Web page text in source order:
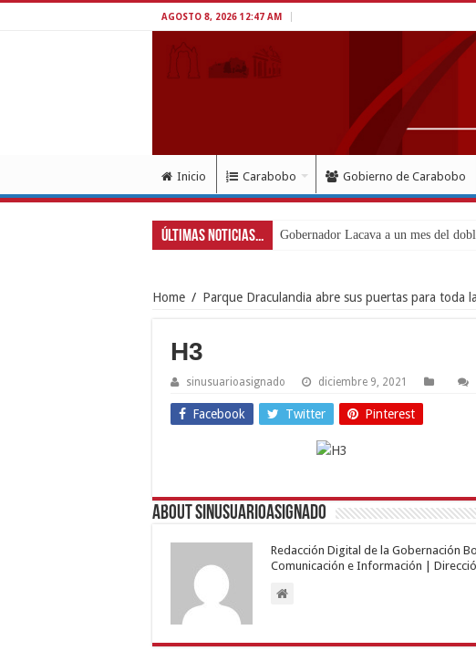
AGOSTO 8, 2026 12:47 AM
Inicio Carabobo Gobierno de Carabobo
Últimas Noticias... Gobernador Lacava a un mes del
Home / Parque Draculandia abre sus puertas para toda
H3
sinusuarioasignado diciembre 9, 2021
Facebook Twitter Pinterest
About sinusuarioasignado
Redacción Digital de la Gobernación
Comunicación e Información |